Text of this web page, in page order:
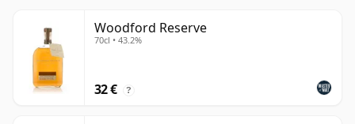
Woodford Reserve
70cl • 43.2%
32 € ?